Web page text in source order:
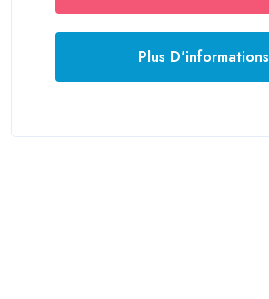
Plus D'informations